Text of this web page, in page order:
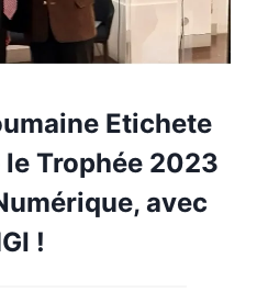
Etichete
Trophée 2023
avec
!